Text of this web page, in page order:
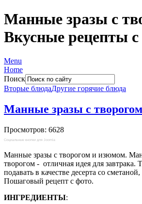
Манные зразы с
Вкусные рецепты
Menu
Home
Поиск
Вторые блюдаДругие горячие блюда
Манные зразы с творогом
Просмотров: 6628
Социальные кнопки для Joomla
Манные зразы с творогом и изюмом.
творогом - отличная идея для
подавать в качестве десерта со
Пошаговый рецепт с фото.
ИНГРЕДИЕНТЫ: